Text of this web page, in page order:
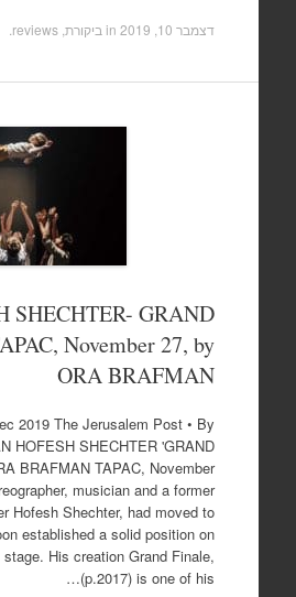
דצמבר 10, 2019 in ביקורת, reviews
SHECHTER- GRAND
November 27, by
ORA BRAFMAN
2019 The Jerusalem Post • By
HOFESH SHECHTER 'GRAND
BRAFMAN TAPAC, November
musician and a former
Hofesh Shechter, had moved to
established a solid position on
His creation Grand Finale,
(p.2017) is one of his…